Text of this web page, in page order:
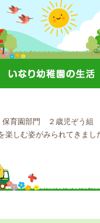
園部門 ２歳児ぞう組 先
楽しむ姿がみられてきまし